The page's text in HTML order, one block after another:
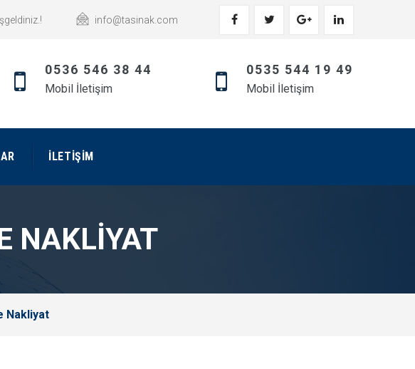
info@tasinak.com
0536 546 38 44
Mobil İletişim
0535 544 19 49
Mobil İletişim
İLETIŞIM
NAKLIYAT
Nakliyat